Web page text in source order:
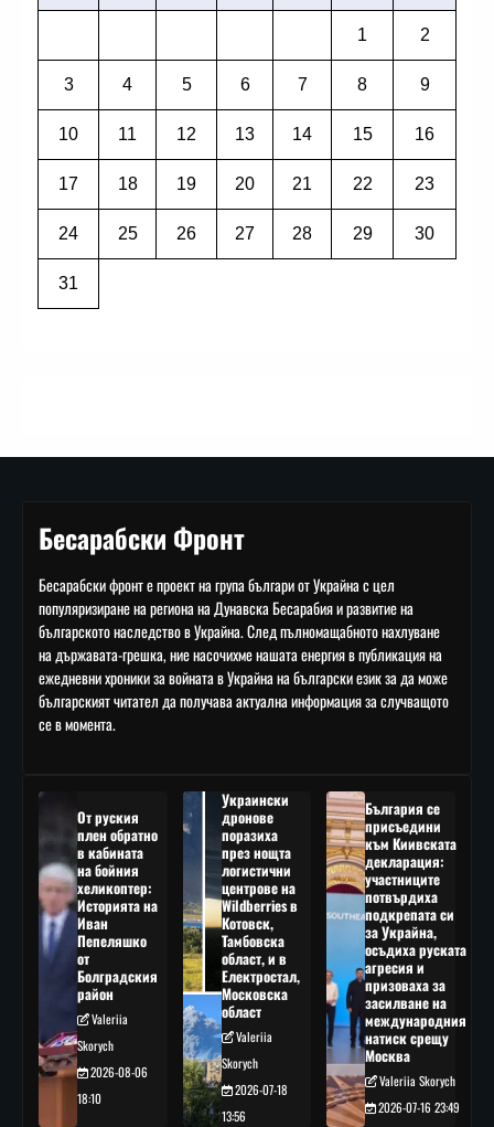
1 2
3 4 5 6 7 8 9
10 11 12 13 14 15 16
17 18 19 20 21 22 23
24 25 26 27 28 29 30
31
Бесарабски Фронт
Бесарабски фронт е проект на група българи от Украйна с цел
популяризиране на региона на Дунавска Бесарабия и развитие на
българското наследство в Украйна. След пълномащабното нахлуване
на държавата-грешка, ние насочихме нашата енергия в публикация на
ежедневни хроники за войната в Украйна на български език за да може
българският читател да получава актуална информация за случващото
се в момента.
От руския
плен обратно
в кабината
на бойния
хеликоптер:
Историята на
Иван
Пепеляшко
от
Болградския
район
Valeriia
Skorych
2026-08-06
18:10
Украински
дронове
поразиха
през нощта
логистични
центрове на
Wildberries в
Котовск,
Тамбовска
област, и в
Електростал,
Московска
област
Valeriia
Skorych
2026-07-18
13:56
България се
присъедини
към Киивската
декларация:
участниците
потвърдиха
подкрепата си
за Украйна,
осъдиха руската
агресия и
призоваха за
засилване на
международния
натиск срещу
Москва
Valeriia Skorych
2026-07-16 23:49